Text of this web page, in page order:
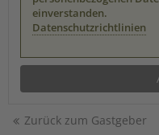
einverstanden.
Datenschutzrichtlinien
Zurück zum Gastgeber